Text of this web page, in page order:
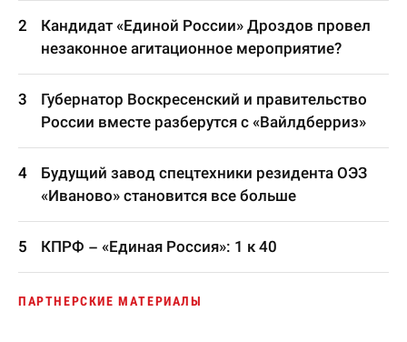
Кандидат «Единой России» Дроздов провел
незаконное агитационное мероприятие?
Губернатор Воскресенский и правительство
России вместе разберутся с «Вайлдберриз»
Будущий завод спецтехники резидента ОЭЗ
«Иваново» становится все больше
КПРФ – «Единая Россия»: 1 к 40
ПАРТНЕРСКИЕ МАТЕРИАЛЫ